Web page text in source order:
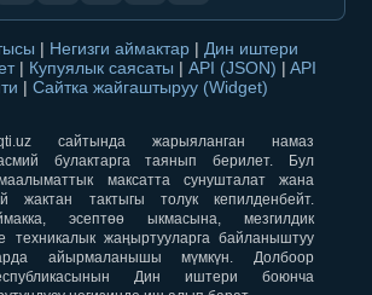
| Негизги аймактар | Дин иштери
| Купуялык саясаты | API (JSON) | API
| Сайтка жайгаштыруу (Widget)
сайтында жарыяланган намаз
булактарга таянып берилет. Бул
максатта сунушталат жана
жактан тактыгы толук кепилденбейт.
эсептөө ыкмасына, мезгилдик
техникалык жаңыртууларга байланыштуу
айырмаланышы мүмкүн. Долбоор
Дин иштери боюнча